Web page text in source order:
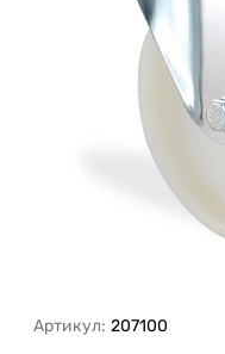
Артикул: 207100